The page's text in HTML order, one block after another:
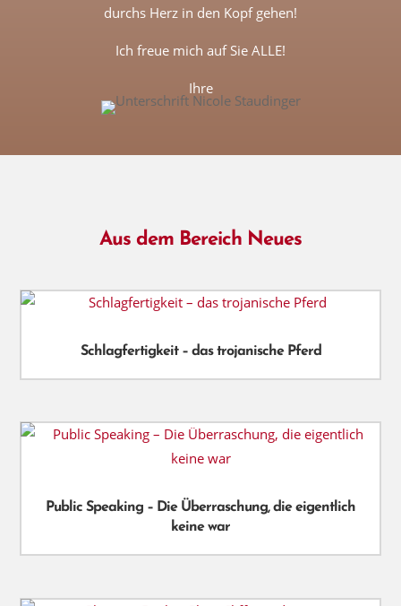
durchs Herz in den Kopf gehen!
Ich freue mich auf Sie ALLE!
Ihre
Aus dem Bereich Neues
Schlagfertigkeit – das trojanische Pferd
Public Speaking – Die Überraschung, die eigentlich
keine war